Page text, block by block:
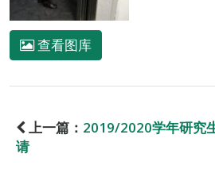
查看图库
上一篇： 2019/2020学年研究
请